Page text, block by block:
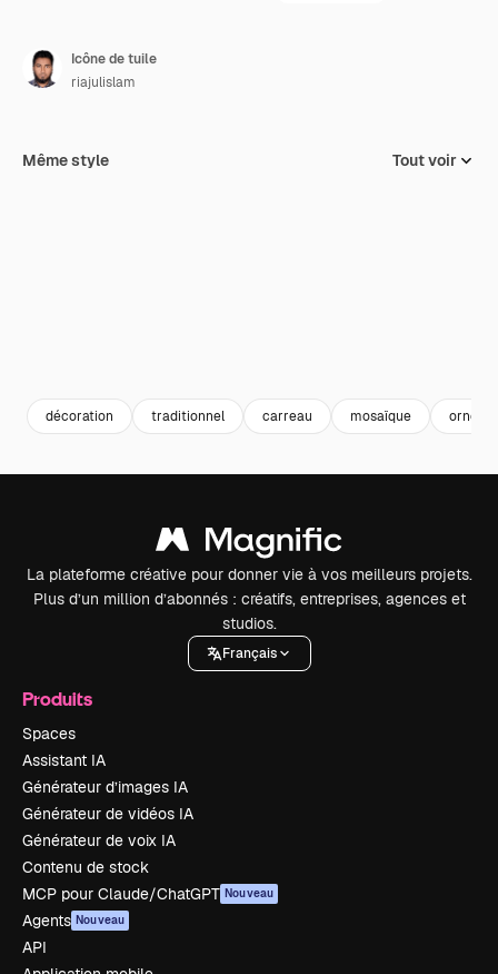
Icône de tuile
riajulislam
Même style Tout voir
décoration traditionnel carreau mosaïque
La plateforme créative pour donner vie à vos meilleurs projets.
Plus d’un million d’abonnés : créatifs, entreprises, agences et
studios.
Français
Produits
Spaces
Assistant IA
Générateur d’images IA
Générateur de vidéos IA
Générateur de voix IA
Contenu de stock
MCP pour Claude/ChatGPT Nouveau
Agents Nouveau
API